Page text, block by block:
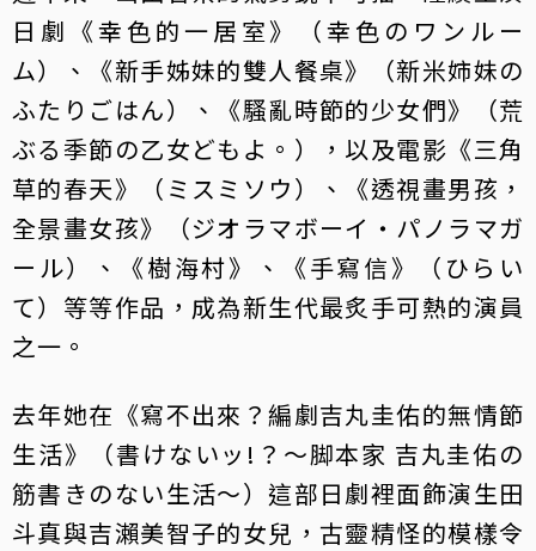
日劇《幸色的一居室》（幸色のワンルー
ム）、《新手姊妹的雙人餐桌》（新米姉妹の
ふたりごはん）、《騷亂時節的少女們》（荒
ぶる季節の乙女どもよ。），以及電影《三角
草的春天》（ミスミソウ）、《透視畫男孩，
全景畫女孩》（ジオラマボーイ・パノラマガ
ール）、《樹海村》、《手寫信》（ひらい
て）等等作品，成為新生代最炙手可熱的演員
之一。
去年她在《寫不出來？編劇吉丸圭佑的無情節
生活》（書けないッ!？～脚本家 吉丸圭佑の
筋書きのない生活～）這部日劇裡面飾演生田
斗真與吉瀨美智子的女兒，古靈精怪的模樣令